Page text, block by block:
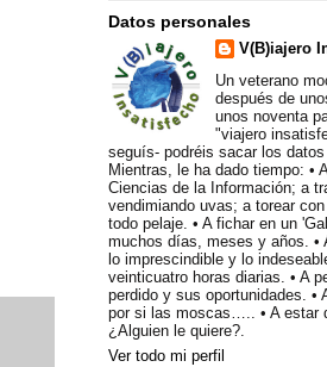
Datos personales
V(B)iajero
Un veterano
después de
unos noventa
"viajero
seguís- podréis sacar los
Mientras, le ha dado tiempo: •
Ciencias de la Información; a
vendimiando uvas; a torear con
todo pelaje. • A fichar en un
muchos días, meses y años. •
lo imprescindible y lo
veinticuatro horas diarias. • A
perdido y sus oportunidades. •
por si las moscas….. • A estar
¿Alguien le quiere?.
Ver todo mi perfil